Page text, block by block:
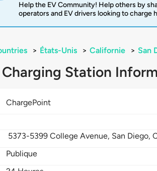
Help the EV Community! Help others by
operators and EV drivers looking to charge
> États-Unis > Californie > San
Charging Station
ChargePoint
5373-5399 College Avenue, San Diego,
Publique